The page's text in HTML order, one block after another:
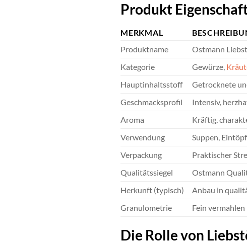
Produkt
MERKMAL
Produktname
Ostmann
Kategorie
Gewürze,
Hauptinhaltsstoff
Getrocknete
Geschmacksprofil
Intensiv,
Aroma
Kräftig,
Verwendung
Suppen,
Verpackung
Praktischer
Qualitätssiegel
Ostmann
Herkunft (typisch)
Anbau in
Granulometrie
Fein
Die Rolle von